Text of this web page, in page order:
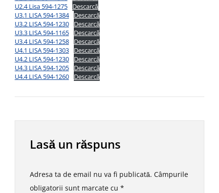
U2.4 Lisa 594-1275
Descarcă
U3.1 LISA 594-1384
Descarcă
U3.2 LISA 594-1230
Descarcă
U3.3 LISA 594-1165
Descarcă
U3.4 LISA 594-1258
Descarcă
U4.1 LISA 594-1303
Descarcă
U4.2 LISA 594-1230
Descarcă
U4.3 LISA 594-1205
Descarcă
U4.4 LISA 594-1260
Descarcă
Lasă un răspuns
Adresa ta de email nu va fi publicată. Câmpurile
obligatorii sunt marcate cu *